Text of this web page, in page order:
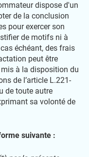
dispose d'un
de la conclusion
pour exercer son
de motifs ni à
échéant, des frais
peut être
à la disposition du
de l’article L.221-
de toute autre
sa volonté de
suivante :